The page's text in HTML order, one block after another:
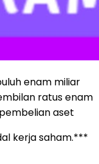
enam miliar
ratus enam
aset
kerja saham.***